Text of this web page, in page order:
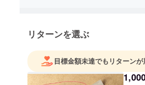
リターンを選ぶ
目標金額未達でもリターン